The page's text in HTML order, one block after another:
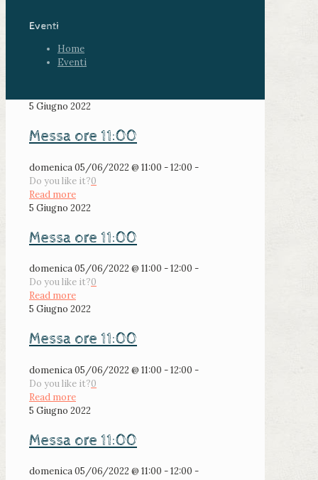
Eventi
Home
Eventi
5 Giugno 2022
Messa ore 11:00
domenica 05/06/2022 @ 11:00 - 12:00 -
Do you like it?0
Read more
5 Giugno 2022
Messa ore 11:00
domenica 05/06/2022 @ 11:00 - 12:00 -
Do you like it?0
Read more
5 Giugno 2022
Messa ore 11:00
domenica 05/06/2022 @ 11:00 - 12:00 -
Do you like it?0
Read more
5 Giugno 2022
Messa ore 11:00
domenica 05/06/2022 @ 11:00 - 12:00 -